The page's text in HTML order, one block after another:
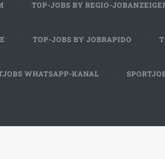
TOP-JOBS BY REGIO-
TOP-JOBS BY JOBRAPIDO
WHATSAPP-KANAL